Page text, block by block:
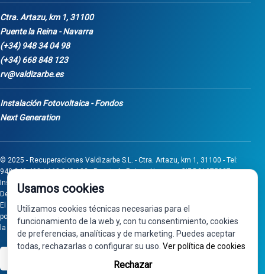
Ctra. Artazu, km 1, 31100
Puente la Reina - Navarra
(+34) 948 34 04 98
(+34) 668 848 123
rv@valdizarbe.es
Instalación Fotovoltaica - Fondos
Next Generation
© 2025 - Recuperaciones Valdizarbe S.L. - Ctra. Artazu, km 1, 31100 - Tel:
948 340 498 / 668 848 123 - Puente la Reina - Navarra - CIF B31275837.
Inscrita en el Registro Mercantil de Navarra, Tomo 32, Folio 75, Hoja 525.
Desarrollado porSeintosoft
El proyecto de inversión "0011-0558-2024-000008" ha sido subvencionado
por Gobierno de Navarra al amparo de la convocatoria de 2024 de Ayudas a
la inversión en pymes industriales
Usamos cookies
Utilizamos cookies técnicas necesarias para el
funcionamiento de la web y, con tu consentimiento, cookies
de preferencias, analíticas y de marketing. Puedes aceptar
todas, rechazarlas o configurar su uso. Ver política de cookies
Rechazar